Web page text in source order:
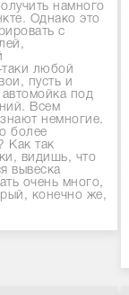
намного
Однако это
с
любой
пусть и
под
Всем
немногие.
более
Как так
видишь, что
вывеска
очень много,
конечно же,